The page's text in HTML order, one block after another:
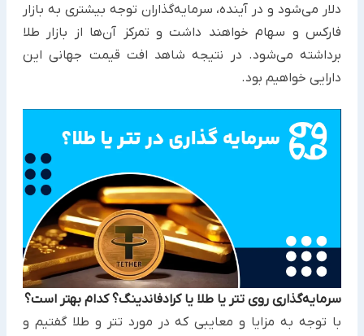
دلار می‌شود و در آینده، سرمایه‌گذاران توجه بیشتری به بازار
فارکس و ‏سهام خواهند داشت و تمرکز آن‌ها از بازار طلا
برداشته می‌شود. در نتیجه شاهد افت قیمت جهانی این
دارایی خواهیم بود.‏
سرمایه‌گذاری روی تتر یا طلا یا کرادفاندینگ؟ کدام بهتر است؟
با توجه به مزایا و معایبی که در مورد تتر و طلا گفتیم و